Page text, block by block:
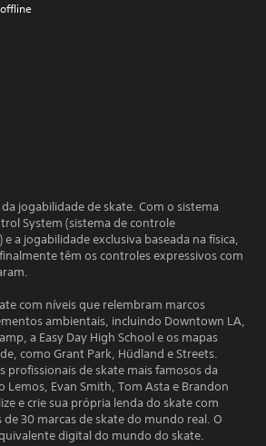
jogabilidade de skate. Com o sistema
System (sistema de controle
a jogabilidade exclusiva baseada na física,
têm os controles expressivos com
com níveis que relembram marcos
ambientais, incluindo Downtown LA,
a Easy Day High School e os mapas
como Grant Park, Hüdland e Streets.
profissionais de skate mais famosos da
Lemos, Evan Smith, Tom Asta e Brandon
e crie sua própria lenda do skate com
30 marcas de skate do mundo real. O
digital do mundo do skate.